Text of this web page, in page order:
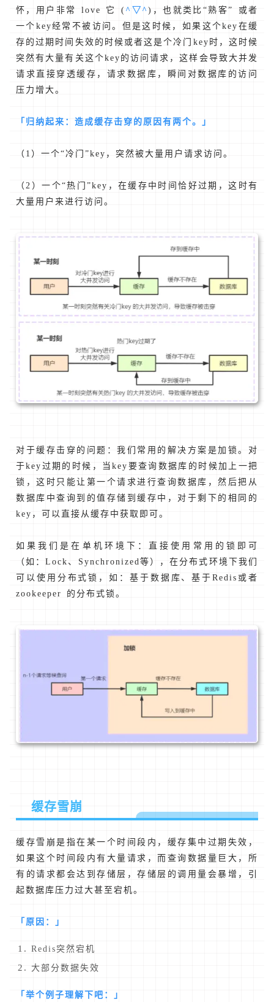
怀，用户非常 love 它 ( ^▽^)，也就类比“熟客” 或者
一个key经常不被访问。但是这时候，如果这个key在缓
存的过期时间失效的时候或者这是个冷门key时，这时候
突然有大量有关这个key的访问请求，这样会导致大并发
请求直接穿透缓存，请求数据库，瞬间对数据库的访问
压力增大。
「归纳起来：造成缓存击穿的原因有两个。」
（1）一个“冷门”key，突然被大量用户请求访问。
（2）一个“热门”key，在缓存中时间恰好过期，这时有
大量用户来进行访问。
对于缓存击穿的问题：我们常用的解决方案是加锁。对
于key过期的时候，当key要查询数据库的时候加上一把
锁，这时只能让第一个请求进行查询数据库，然后把从
数据库中查询到的值存储到缓存中，对于剩下的相同的
key，可以直接从缓存中获取即可。
如果我们是在单机环境下：直接使用常用的锁即可
（如：Lock、Synchronized等），在分布式环境下我们
可以使用分布式锁，如：基于数据库、基于Redis或者
zookeeper 的分布式锁。
缓存雪崩
缓存雪崩是指在某一个时间段内，缓存集中过期失效，
如果这个时间段内有大量请求，而查询数据量巨大，所
有的请求都会达到存储层，存储层的调用量会暴增，引
起数据库压力过大甚至宕机。
「原因：」
Redis突然宕机
大部分数据失效
「举个例子理解下吧：」